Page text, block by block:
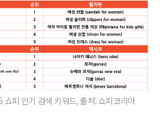
피 인기 검색 키워드, 출처: 쇼피코리아